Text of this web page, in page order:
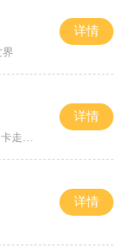
界
详情
涯c
详情
详情